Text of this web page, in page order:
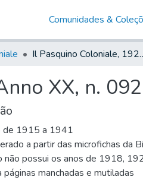
Comunidades &
Il Pasquino
XX, n.
de 1915 a 1941
a partir das microfichas da
não possui os anos de 1918,
manchadas e mutiladas